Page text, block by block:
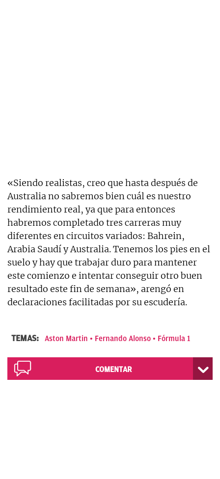
«Siendo realistas, creo que hasta después de
Australia no sabremos bien cuál es nuestro
rendimiento real, ya que para entonces
habremos completado tres carreras muy
diferentes en circuitos variados: Bahrein,
Arabia Saudí y Australia. Tenemos los pies en el
suelo y hay que trabajar duro para mantener
este comienzo e intentar conseguir otro buen
resultado este fin de semana», arengó en
declaraciones facilitadas por su escudería.
TEMAS: Aston Martin Fernando Alonso Fórmula 1
COMENTAR